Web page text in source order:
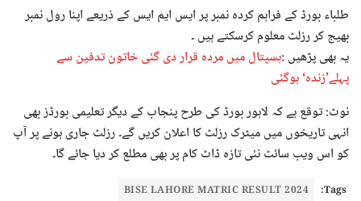
طلباء بورڈ کے فراہم کردہ نمبر پر ایس ایم ایس کے ذریعے اپنا رول نمبر
بھیج کر رزلٹ معلوم کرسکتے ہیں ۔
یہ بھی پڑھیں :ہسپتال میں مردہ قرار دی گئی خاتون تدفین سے
پہلے’زندہ‘ ہوگئی
نوٹ: توقع ہے کہ لاہور بورڈ کی طرح پنجاب کے دیگر تعلیمی بورڈز بھی
انہی تاریخوں میں میٹرک رزلٹ کا اعلان کریں گے۔ رزلٹ جاری ہونے پر آپ
کو اس ویب سائٹ نئی تازہ ڈاٹ کام پر بھی مطلع کر دیا جائے گا۔
Tags:
BISE LAHORE MATRIC RESULT 2024